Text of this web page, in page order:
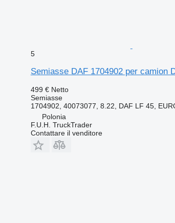
5
Semiasse DAF 1704902 per camion
499 € Netto
Semiasse
1704902, 40073077, 8.22, DAF LF 45,
Polonia
F.U.H. TruckTrader
Contattare il venditore